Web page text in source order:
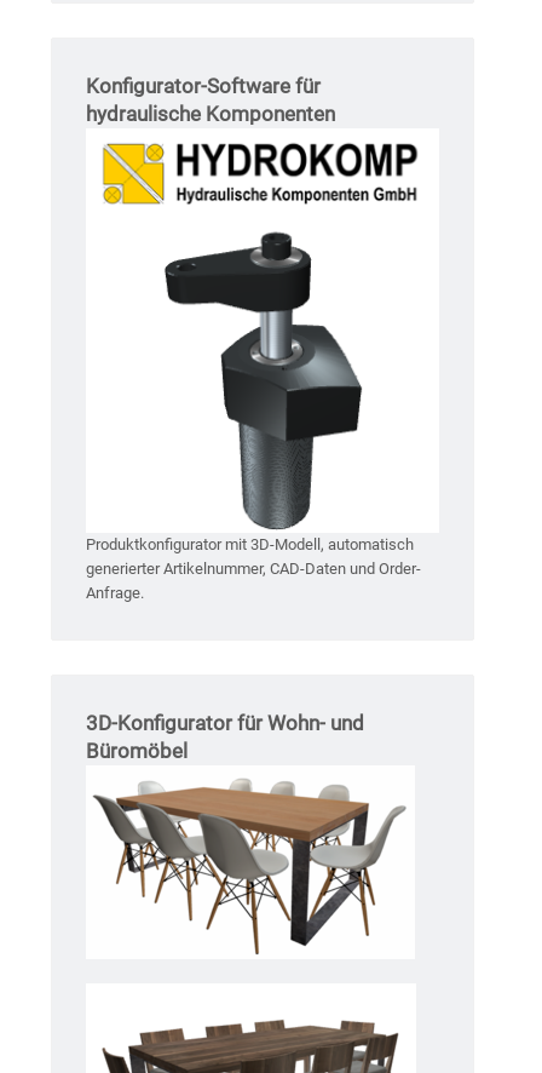
Konfigurator-Software für
hydraulische Komponenten
Produktkonfigurator mit 3D-Modell, automatisch
generierter Artikelnummer, CAD-Daten und Order-
Anfrage.
3D-Konfigurator für Wohn- und
Büromöbel